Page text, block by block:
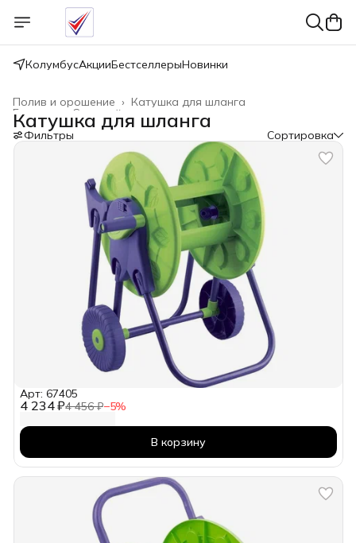
КолумбусАкцииБестселлерыНовинки
Катушка для шланга
Полив и орошение ›
Садовый инвентарь
Главная
Катушка для шланга
Фильтры Сортировка
4 234 ₽4 456 ₽−5%
Арт: 67405
В корзину